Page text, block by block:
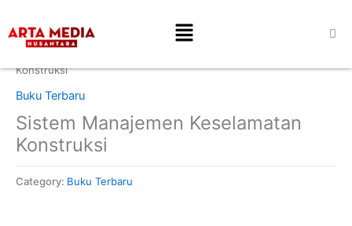
content
Menu
Home/Buku Terbaru
Konstruksi
Buku Terbaru
Sistem Manajemen Keselamatan
Konstruksi
Category: Buku Terbaru